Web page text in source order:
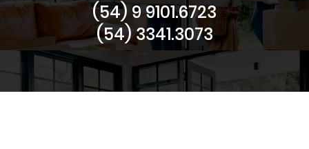
(54) 9 9101.6723
(54) 3341.3073